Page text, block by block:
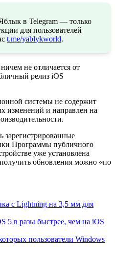
в Telegram — только
для пользователей
t.me/yablykworld.
не отличается от
релиз iOS
системы не содержит
изменений и направлен на
зарегистрированные
Программы публичного
уже установлена
обновления можно «по
с Lightning на 3,5 мм для
5 в разы быстрее, чем на iOS
пользователи Windows